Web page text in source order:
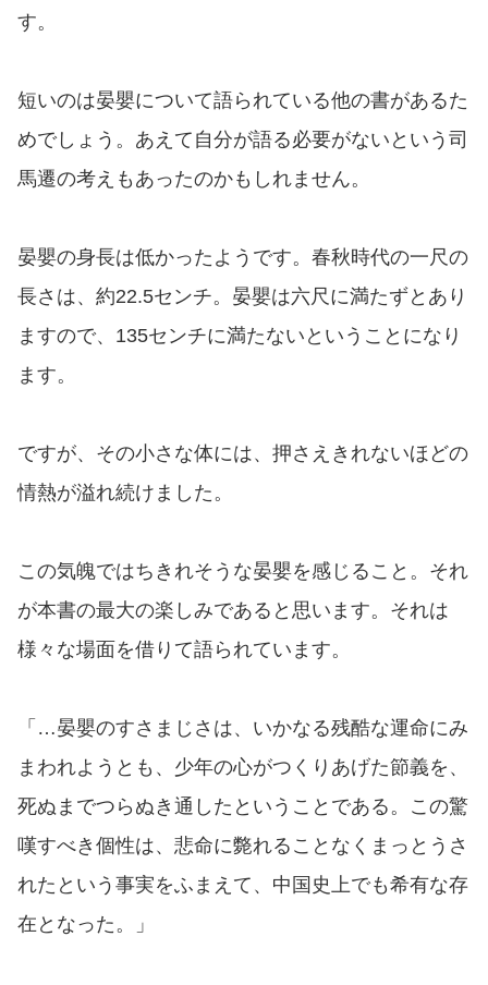
す。
短いのは晏嬰について語られている他の書があるた
めでしょう。あえて自分が語る必要がないという司
馬遷の考えもあったのかもしれません。
晏嬰の身長は低かったようです。春秋時代の一尺の
長さは、約22.5センチ。晏嬰は六尺に満たずとあり
ますので、135センチに満たないということになり
ます。
ですが、その小さな体には、押さえきれないほどの
情熱が溢れ続けました。
この気魄ではちきれそうな晏嬰を感じること。それ
が本書の最大の楽しみであると思います。それは
様々な場面を借りて語られています。
「…晏嬰のすさまじさは、いかなる残酷な運命にみ
まわれようとも、少年の心がつくりあげた節義を、
死ぬまでつらぬき通したということである。この驚
嘆すべき個性は、悲命に斃れることなくまっとうさ
れたという事実をふまえて、中国史上でも希有な存
在となった。」